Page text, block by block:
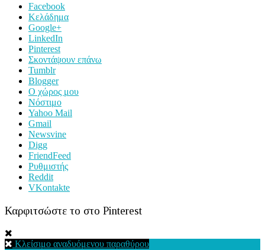
Facebook
Κελάδημα
Google+
LinkedIn
Pinterest
Σκοντάψουν επάνω
Tumblr
Blogger
Ο χώρος μου
Νόστιμο
Yahoo Mail
Gmail
Newsvine
Digg
FriendFeed
Ρυθμιστής
Reddit
VKontakte
Καρφιτσώστε το στο Pinterest
Κλείσιμο αναδυόμενου παραθύρου